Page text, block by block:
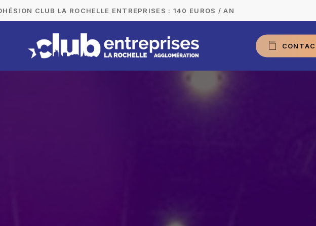
CLUB LA ROCHELLE ENTREPRISES : 140 EUROS / AN
CON TAC